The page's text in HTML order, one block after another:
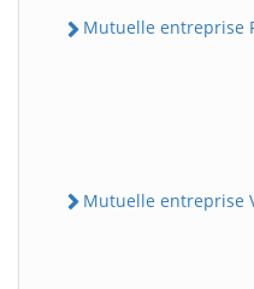
Mutuelle entreprise
Mutuelle entreprise